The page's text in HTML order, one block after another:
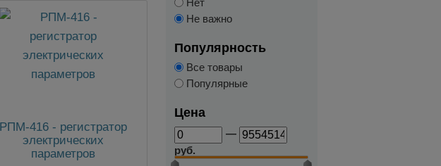
РПМ-416 - регистратор
электрических
параметров
Не важно
Популярность
Все товары
Популярные
Цена
—
руб.